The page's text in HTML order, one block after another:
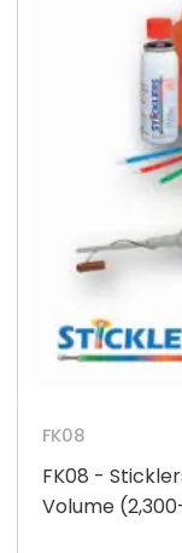
FK08
FK08 -
Volume